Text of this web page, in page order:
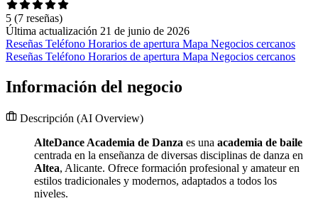
5 (7 reseñas)
Última actualización 21 de junio de 2026
Reseñas Teléfono Horarios de apertura Mapa Negocios cercanos
Reseñas Teléfono Horarios de apertura Mapa Negocios cercanos
Información del negocio
Descripción (AI Overview)
AlteDance Academia de Danza es una academia de baile
centrada en la enseñanza de diversas disciplinas de danza en
Altea, Alicante. Ofrece formación profesional y amateur en
estilos tradicionales y modernos, adaptados a todos los
niveles.